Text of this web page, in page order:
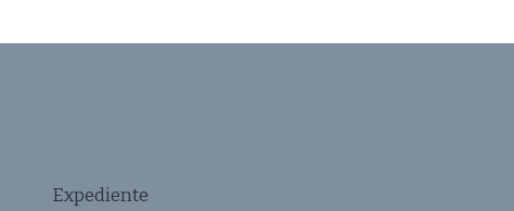
Expediente